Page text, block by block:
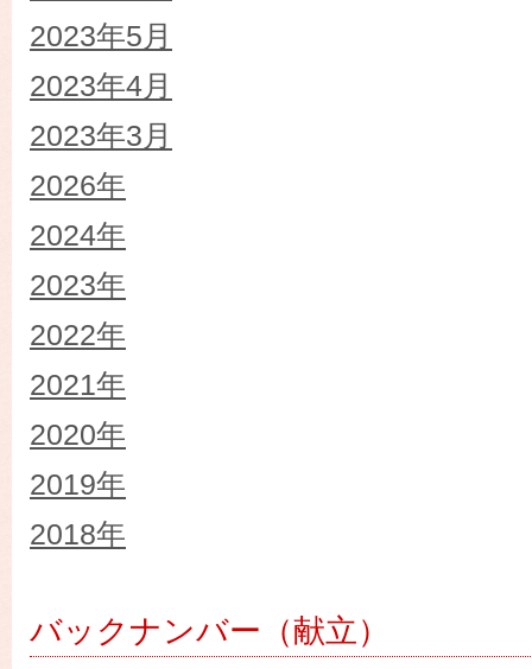
2023年5月
2023年4月
2023年3月
2026年
2024年
2023年
2022年
2021年
2020年
2019年
2018年
バックナンバー（献立）